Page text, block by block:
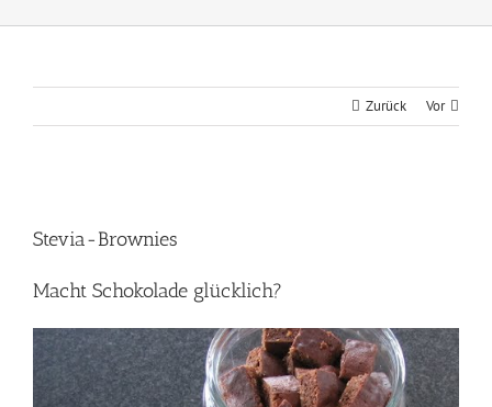
Zurück Vor
Bild
Stevia-Brownies
Macht Schokolade glücklich?